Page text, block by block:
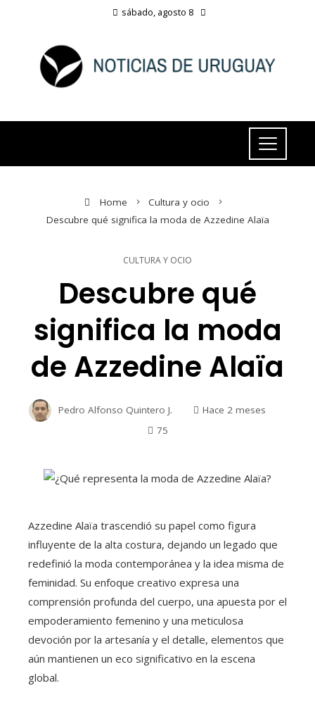
sábado, agosto 8
Home
Cultura y ocio
Descubre qué significa la moda de Azzedine Alaïa
CULTURA Y OCIO
Descubre qué
significa la moda
de Azzedine Alaïa
Pedro Alfonso Quintero J.
Hace 2 meses
75
Azzedine Alaïa trascendió su papel como figura
influyente de la alta costura, dejando un legado que
redefinió la moda contemporánea y la idea misma de
feminidad. Su enfoque creativo expresa una
comprensión profunda del cuerpo, una apuesta por el
empoderamiento femenino y una meticulosa
devoción por la artesanía y el detalle, elementos que
aún mantienen un eco significativo en la escena
global.